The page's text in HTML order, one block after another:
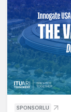
SPONSORLU